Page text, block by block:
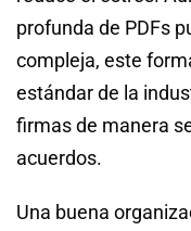
profunda de PDFs
compleja, este
estándar de la
firmas de manera
acuerdos.
Una buena